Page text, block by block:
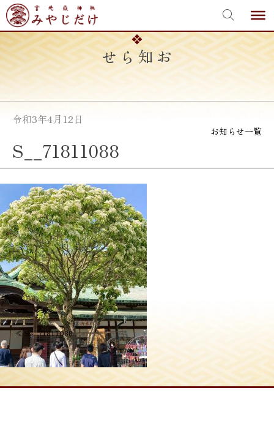
Skip
to
content
お知らせ
令和3年4月12日
お知らせ一覧
S__71811088
投
稿
ナ
ビ
≪ S__71811088